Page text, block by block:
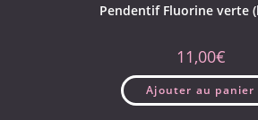
Pendentif Fluorine verte
11,00€
Ajouter au panier